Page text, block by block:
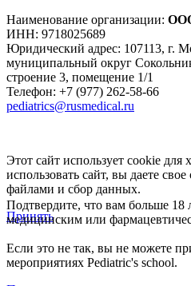
Наименование организации:
ИНН: 9718025689
Юридический адрес: 107113, г.
муниципальный округ
строение 3, помещение 1/1
Телефон: +7 (977) 262-58-66
pediatrics@rusmedical.ru
Этот сайт использует cookie
использовать сайт, вы даете
файлами и сбор данных.
Принять
Подтвердите, что вам больше 18
медицинским или
Если это не так, вы не можете
мероприятиях Pediatric's school.